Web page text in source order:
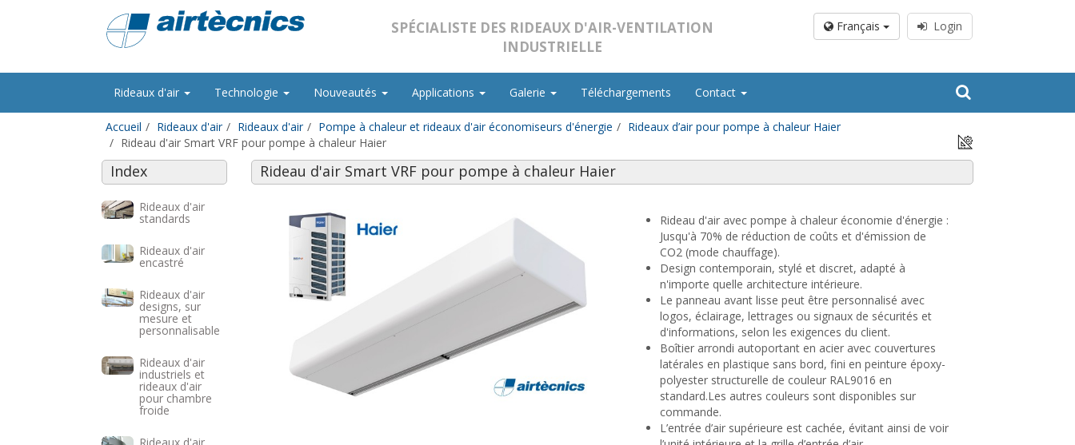
SPÉCIALISTE DES RIDEAUX D'AIR-VENTILATION
INDUSTRIELLE
Français Login
Rideaux d'air Technologie Nouveautés Applications Galerie Téléchargements Contact
Accueil Rideaux d'air Rideaux d'air Pompe à chaleur et rideaux d'air économiseurs d'énergie
Rideaux d’air pour pompe à chaleur Haier
Rideau d'air Smart VRF pour pompe à chaleur Haier
Index
Rideaux d'air
standards
Rideaux d'air
encastré
Rideaux d'air
designs, sur
mesure et
personnalisable
Rideaux d'air
industriels et
rideaux d'air
pour chambre
froide
Rideau d'air Smart VRF pour pompe à chaleur Haier
Rideau d'air avec pompe à chaleur économie d'énergie :
Jusqu'à 70% de réduction de coûts et d'émission de
CO2 (mode chauffage).
Design contemporain, stylé et discret, adapté à
n'importe quelle architecture intérieure.
Le panneau avant lisse peut être personnalisé avec
logos, éclairage, lettrages ou signaux de sécurités et
d'informations, selon les exigences du client.
Boîtier arrondi autoportant en acier avec couvertures
latérales en plastique sans bord, fini en peinture époxy-
polyester structurelle de couleur RAL9016 en
standard.Les autres couleurs sont disponibles sur
commande.
L’entrée d’air supérieure est cachée, évitant ainsi de voir